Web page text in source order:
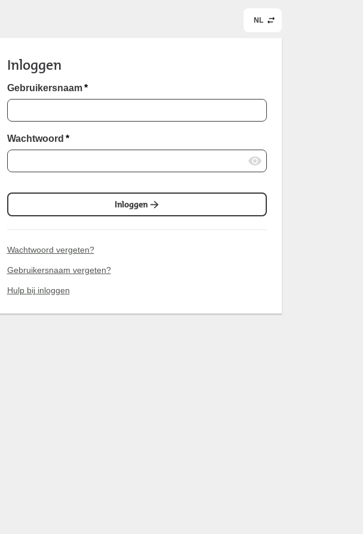
NL
Inloggen
Gebruikersnaam *
Wachtwoord *
Inloggen
Wachtwoord vergeten?
Gebruikersnaam vergeten?
Hulp bij inloggen